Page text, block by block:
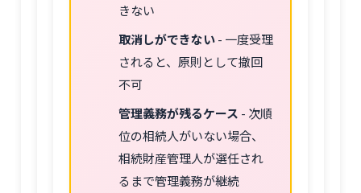
きない
取消しができない- 一度受理
されると、原則として撤回
不可
管理義務が残るケース - 次順
位の相続人がいない場合、
相続財産管理人が選任され
るまで管理義務が継続